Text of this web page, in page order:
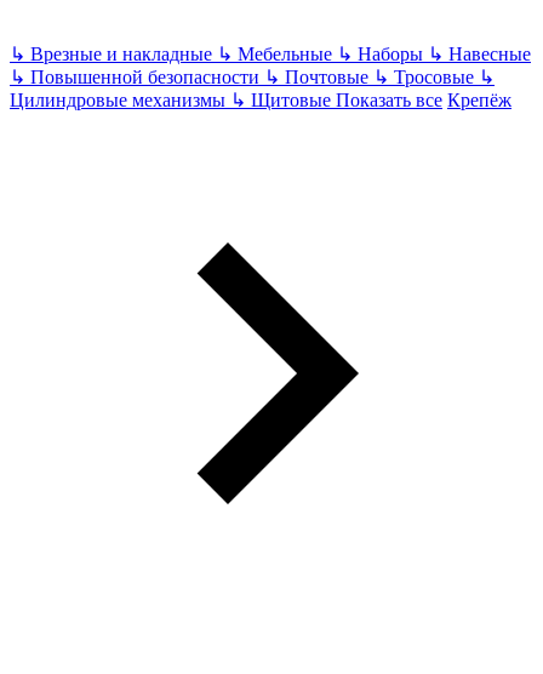
↳ Врезные и накладные ↳ Мебельные ↳ Наборы ↳ Навесные
↳ Повышенной безопасности ↳ Почтовые ↳ Тросовые ↳
Цилиндровые механизмы ↳ Щитовые Показать все Крепёж